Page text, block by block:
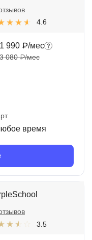
4.6
1 990 ₽/мес
3 080 ₽/мес
время
3.5